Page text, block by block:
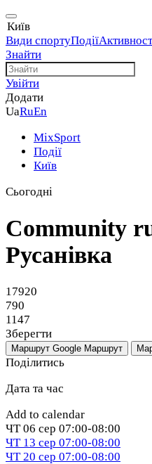
Київ
Види спортуПодії
Знайти
Увійти
Додати
UaRuEn
MixSport
Події
Київ
Сьогодні
Community
Русанівка
17920
790
1147
Зберегти
Маршрут Google Маршрут
Поділитись
Дата та час
Add to calendar
ЧТ 06 сер 07:00-08:00
ЧТ 13 сер 07:00-08:00
ЧТ 20 сер 07:00-08:00